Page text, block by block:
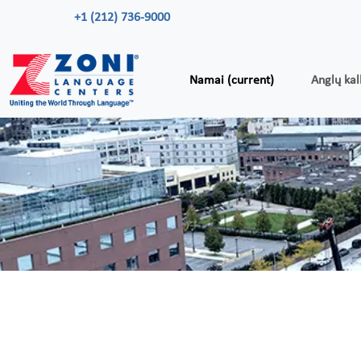
+1 (212) 736-9000
Namai (current) Anglų